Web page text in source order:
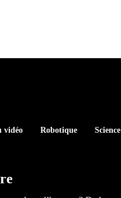
vidéo Robotique Science